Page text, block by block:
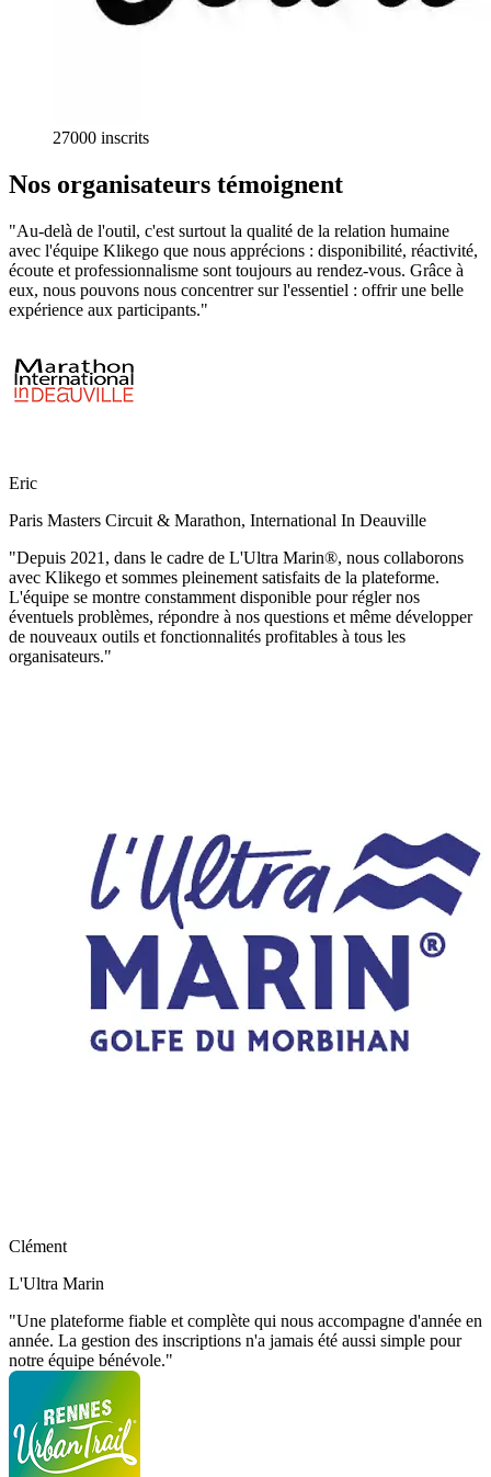
27000 inscrits
Nos organisateurs témoignent
"Au-delà de l'outil, c'est surtout la qualité de la relation humaine
avec l'équipe Klikego que nous apprécions : disponibilité, réactivité,
écoute et professionnalisme sont toujours au rendez-vous. Grâce à
eux, nous pouvons nous concentrer sur l'essentiel : offrir une belle
expérience aux participants."
Eric
Paris Masters Circuit & Marathon, International In Deauville
"Depuis 2021, dans le cadre de L'Ultra Marin®, nous collaborons
avec Klikego et sommes pleinement satisfaits de la plateforme.
L'équipe se montre constamment disponible pour régler nos
éventuels problèmes, répondre à nos questions et même développer
de nouveaux outils et fonctionnalités profitables à tous les
organisateurs."
Clément
L'Ultra Marin
"Une plateforme fiable et complète qui nous accompagne d'année en
année. La gestion des inscriptions n'a jamais été aussi simple pour
notre équipe bénévole."